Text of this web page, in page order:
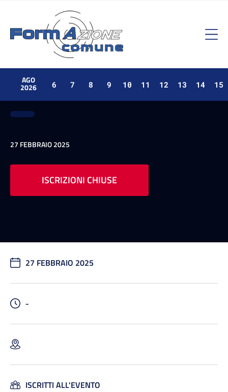
AGO
2026 6 7 8 9 10 11 12 13 14 15
27 FEBBRAIO 2025
ISCRIZIONI CHIUSE
27 FEBBRAIO 2025
-
ISCRITTI ALL'EVENTO